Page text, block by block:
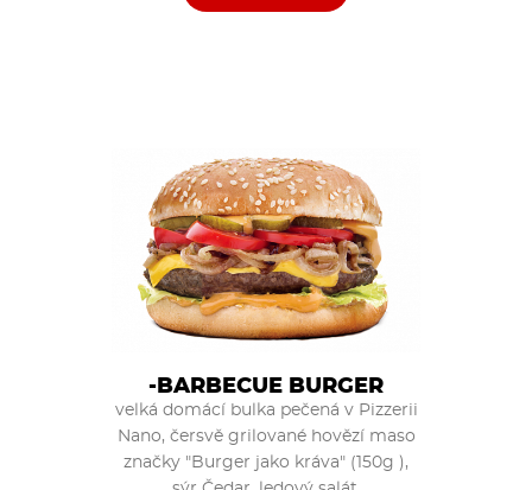
-BARBECUE BURGER
velká domácí bulka pečená v Pizzerii
Nano, čersvě grilované hovězí maso
značky "Burger jako kráva" (150g ),